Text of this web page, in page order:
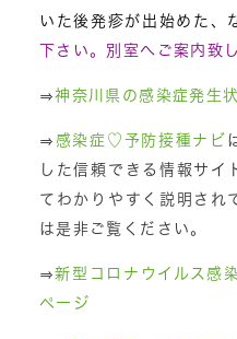
いた後発疹が出始めた、
下さい。別室へご案内致
⇒神奈川県の感染症発生
⇒ 感染症♡予防接種ナビ
した信頼できる情報サイ
てわかりやすく説明され
は是非ご覧ください。
⇒新型コロナウイルス感
ページ